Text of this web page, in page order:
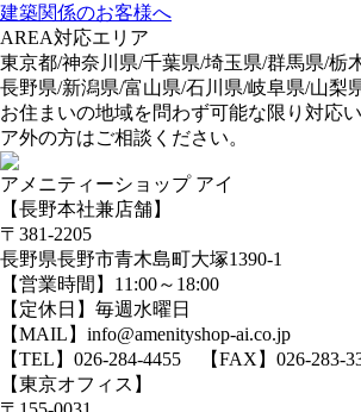
建築関係のお客様へ
AREA対応エリア
東京都/神奈川県/千葉県/埼玉県/群馬県/栃
長野県/新潟県/富山県/石川県/岐阜県/山梨
お住まいの地域を問わず可能な限り対応
ア外の方はご相談ください。
アメニティーショップ アイ
【長野本社兼店舗】
〒381-2205
長野県長野市青木島町大塚1390-1
【営業時間】11:00～18:00
【定休日】毎週水曜日
【MAIL】info@amenityshop-ai.co.jp
【TEL】 026-284-4455 【FAX】026-283-
【東京オフィス】